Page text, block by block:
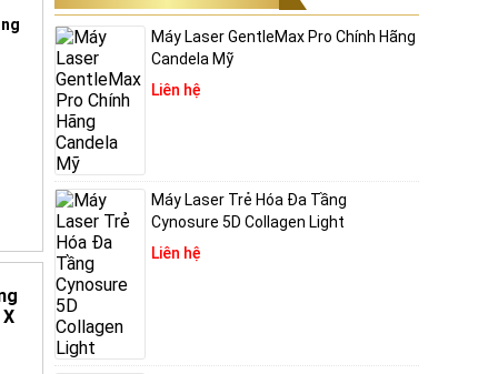
Máy Laser GentleMax Pro Chính Hãng
Candela Mỹ
Liên hệ
Máy Laser Trẻ Hóa Đa Tầng
Cynosure 5D Collagen Light
Liên hệ